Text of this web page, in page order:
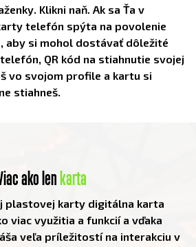
Klikni naň. Ak sa Ťa v
telefón spýta na povolenie
aby si mohol dostávať dôležité
QR kód na stiahnutie svojej
vo svojom profile a kartu si
stiahneš.
ako lenkarta
plastovej karty digitálna karta
viac využitia a funkcií a vďaka
veľa príležitostí na interakciu v